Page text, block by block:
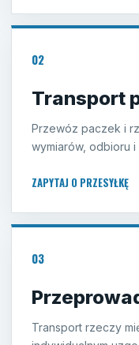
02
Transport
Przewóz paczek i
wymiarów, odbioru i
ZAPYTAJ O PRZESYŁKĘ
03
Transport rzeczy